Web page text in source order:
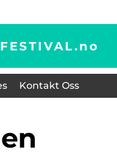
no
Kontakt Oss